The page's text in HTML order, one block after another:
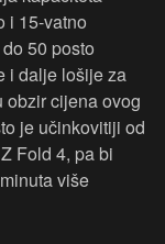
i 15-vatno
50 posto
i dalje lošije za
obzir cijena ovog
je učinkovitiji od
Fold 4, pa bi
više